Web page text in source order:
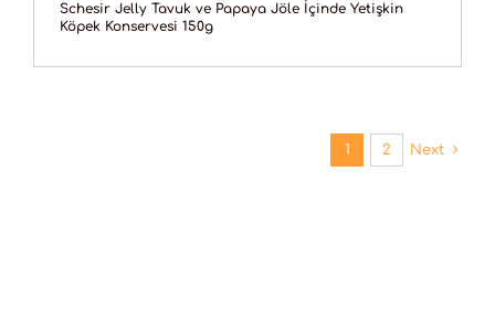
Schesir Jelly Tavuk ve Papaya Jöle İçinde Yetişkin
Köpek Konservesi 150g
1 2 Next